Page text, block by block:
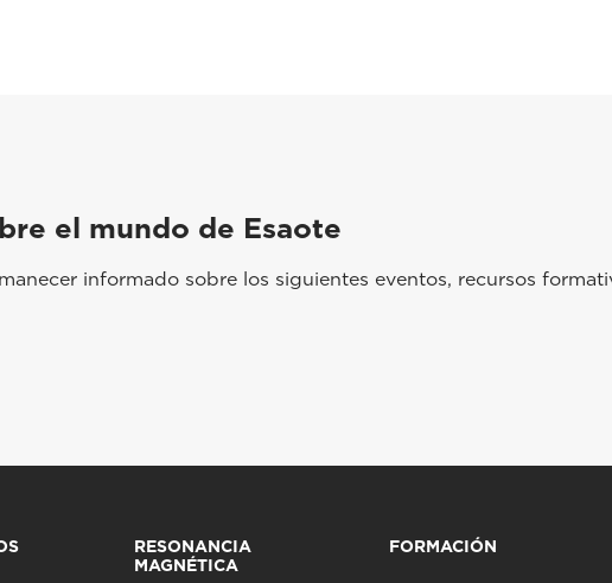
el mundo de Esaote
informado sobre los siguientes eventos, recursos
RESONANCIA
MAGNÉTICA
FORMACIÓN